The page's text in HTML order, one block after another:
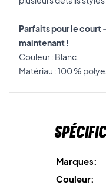
Parfaits pour le court
maintenant !
Couleur : Blanc.
Matériau : 100 %
Marques:
Couleur: